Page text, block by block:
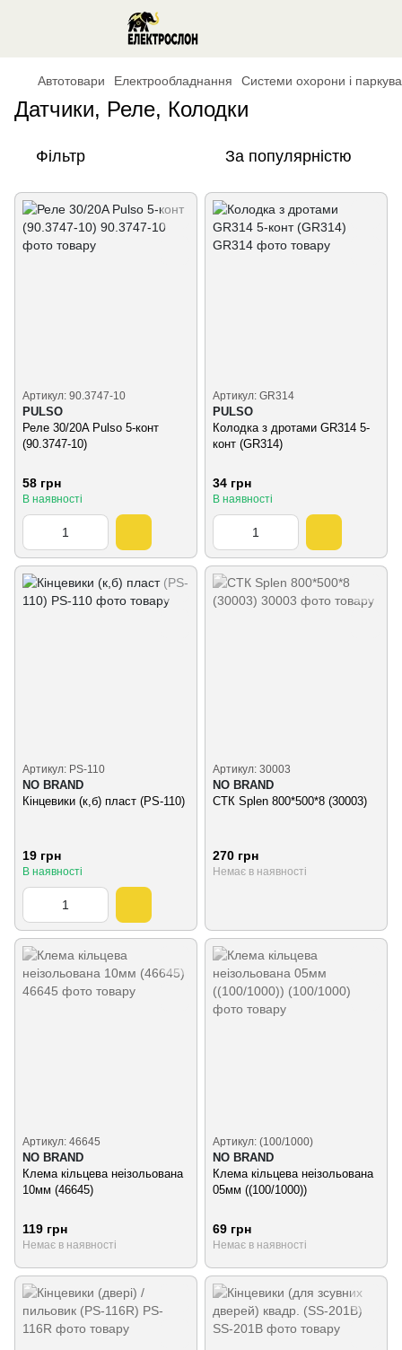
Автотовари Електрообладнання Системи охорони і
Датчики, Реле, Колодки
Фільтр За популярністю
Артикул: 90.3747-10
PULSO
Реле 30/20A Pulso 5-конт
(90.3747-10)
58 грн
В наявності
Артикул: GR314
PULSO
Колодка з дротами GR314 5-
конт (GR314)
34 грн
В наявності
Артикул: PS-110
NO BRAND
Кінцевики (к,б) пласт (PS-110)
19 грн
В наявності
Артикул: 30003
NO BRAND
СТК Splen 800*500*8 (30003)
270 грн
Немає в наявності
Артикул: 46645
NO BRAND
Клема кільцева неізольована
10мм (46645)
119 грн
Немає в наявності
Артикул: (100/1000)
NO BRAND
Клема кільцева неізольована
05мм ((100/1000))
69 грн
Немає в наявності